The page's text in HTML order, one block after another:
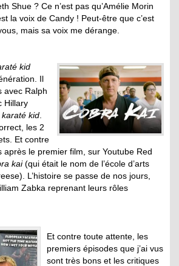
Shue ? Ce n’est pas qu’Amélie Morin
la voix de Candy ! Peut-être que c’est
mais sa voix me dérange.
kid
Il
avec Ralph
Hillary
karaté kid
les 2
Et contre
après le premier film, sur Youtube Red
kai(qui était le nom de l’école d’arts
L’histoire se passe de nos jours,
Zabka reprenant leurs rôles
Et contre toute attente, les
premiers épisodes que j’ai vus
sont très bons et les critiques